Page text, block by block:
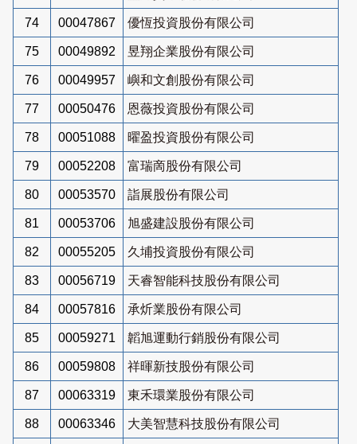
74 00047867 優恆投資股份有限公司
75 00049892 昱翔企業股份有限公司
76 00049957 嶼和文創股份有限公司
77 00050476 恩薇投資股份有限公司
78 00051088 曜盈投資股份有限公司
79 00052208 富瑞啇股份有限公司
80 00053570 詣展股份有限公司
81 00053706 旭盛建設股份有限公司
82 00055205 久埔投資股份有限公司
83 00056719 天睿智能科技股份有限公司
84 00057816 承炘業股份有限公司
85 00059271 韜旭運動行銷股份有限公司
86 00059808 祥暉新技股份有限公司
87 00063319 東禾環業股份有限公司
88 00063346 大美智慧科技股份有限公司